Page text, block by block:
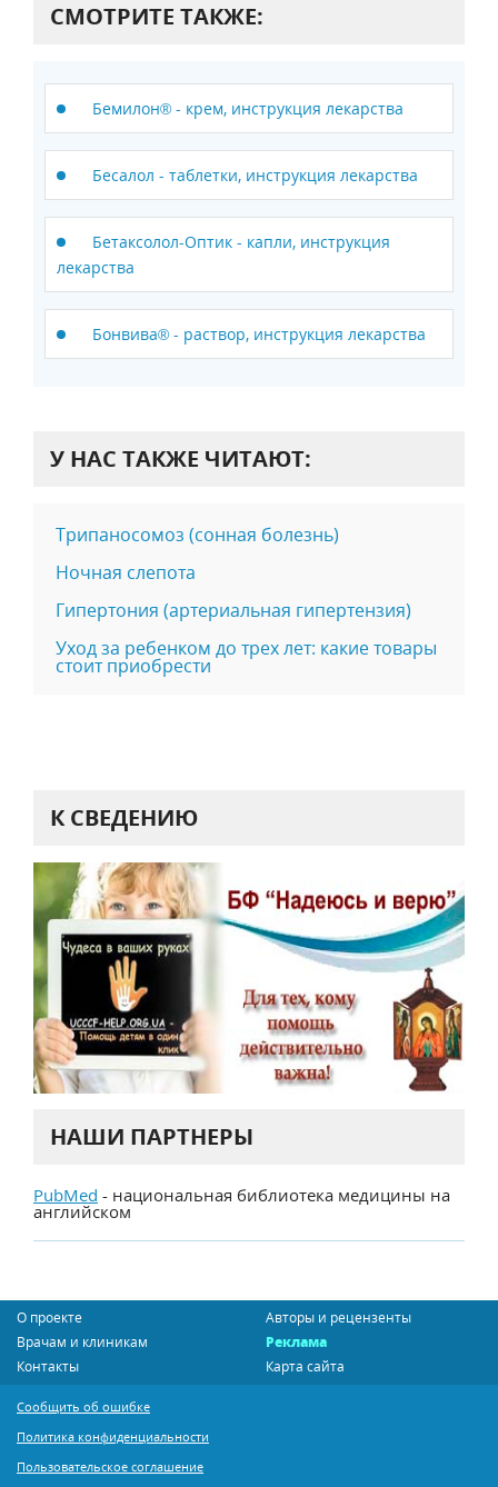
СМОТРИТЕ ТАКЖЕ:
Бемилон® - крем, инструкция лекарства
Бесалол - таблетки, инструкция лекарства
Бетаксолол-Оптик - капли, инструкция
лекарства
Бонвива® - раствор, инструкция лекарства
У НАС ТАКЖЕ ЧИТАЮТ:
Трипаносомоз (сонная болезнь)
Ночная слепота
Гипертония (артериальная гипертензия)
Уход за ребенком до трех лет: какие товары
стоит приобрести
К СВЕДЕНИЮ
НАШИ ПАРТНЕРЫ
PubMed - национальная библиотека медицины на
английском
О проекте
Авторы и рецензенты
Врачам и клиникам
Реклама
Контакты
Карта сайта
Сообщить об ошибке
Политика конфиденциальности
Пользовательское соглашение